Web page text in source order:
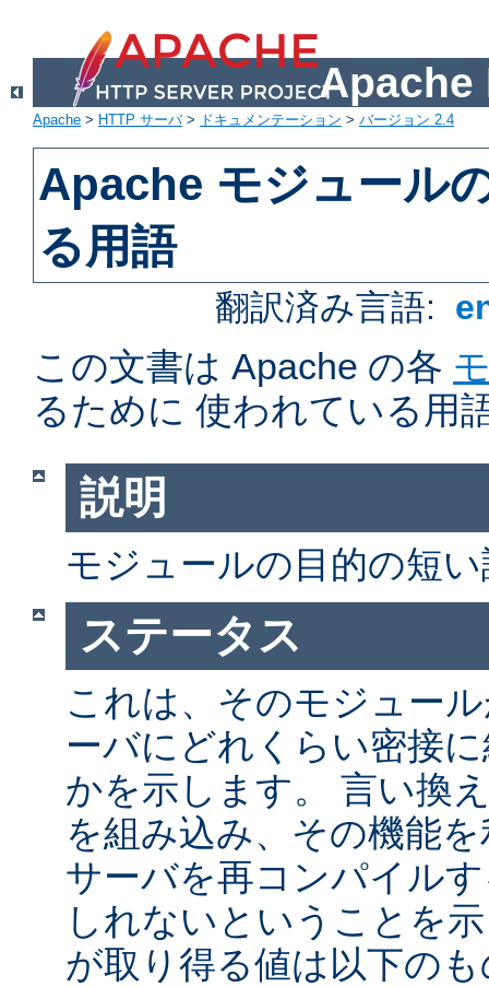
Apache
Apache > HTTP サーバ> ドキュメンテーション > バージョン 2.4
Apache モジュール
る用語
翻訳済み言語:
この文書は Apache の各
るために 使われている用
説明
モジュールの目的の短
ステータス
これは、そのモジュー
ーバにどれくらい密接
かを示します。 言い換
を組み込み、その機能
サーバを再コンパイル
しれないということを
が取り得る値は以下の